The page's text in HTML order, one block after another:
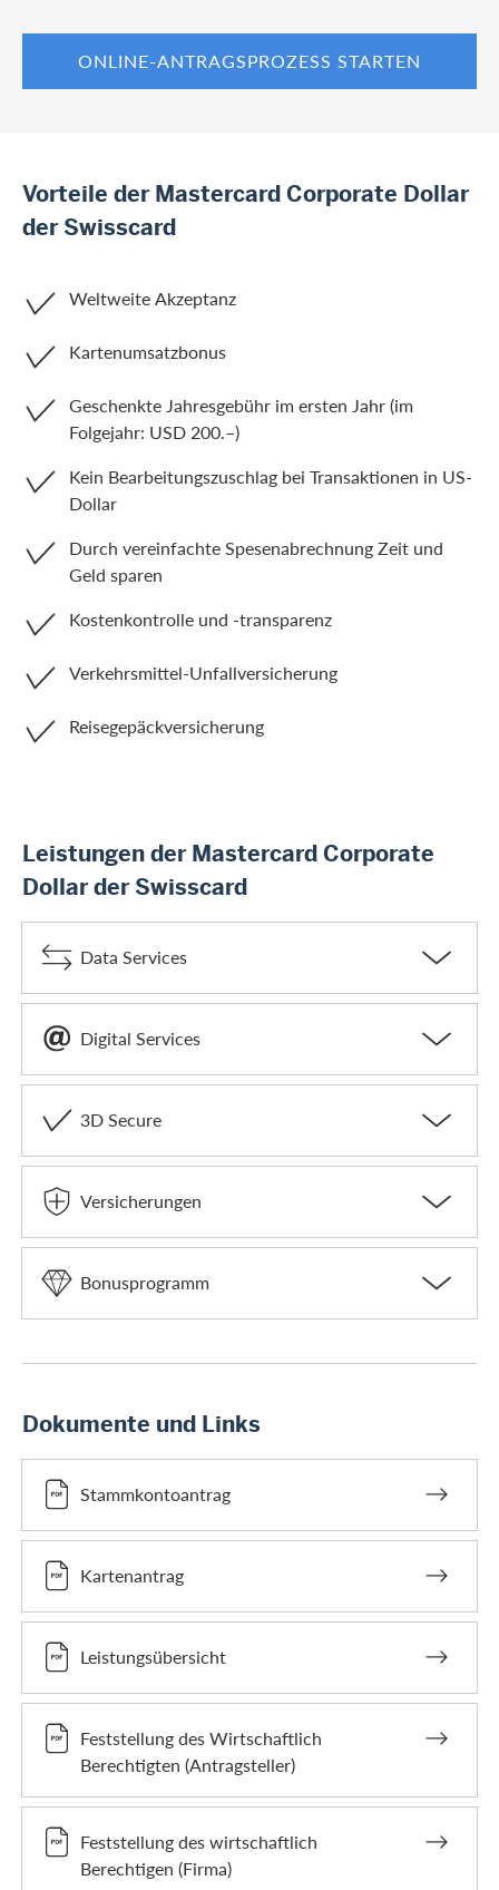
ONLINE-ANTRAGSPROZESS STARTEN
Vorteile der Mastercard Corporate Dollar
der Swisscard
Weltweite Akzeptanz
Kartenumsatzbonus
Geschenkte Jahresgebühr im ersten Jahr (im
Folgejahr: USD 200.–)
Kein Bearbeitungszuschlag bei Transaktionen in US-
Dollar
Durch vereinfachte Spesenabrechnung Zeit und
Geld sparen
Kostenkontrolle und -transparenz
Verkehrsmittel-Unfallversicherung
Reisegepäckversicherung
Leistungen der Mastercard Corporate
Dollar der Swisscard
Data Services
Digital Services
3D Secure
Versicherungen
Bonusprogramm
Dokumente und Links
Stammkontoantrag
Kartenantrag
Leistungsübersicht
Feststellung des Wirtschaftlich
Berechtigten (Antragsteller)
Feststellung des wirtschaftlich
Berechtigen (Firma)